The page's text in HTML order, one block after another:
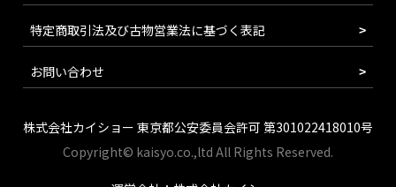
特定商取引法及び古物営業法に基づく表記
お問い合わせ
株式会社カイショー 東京都公安委員会許可 第301022418010号
Copyright© kaisyo.co.,ltd All Rights Reserved.